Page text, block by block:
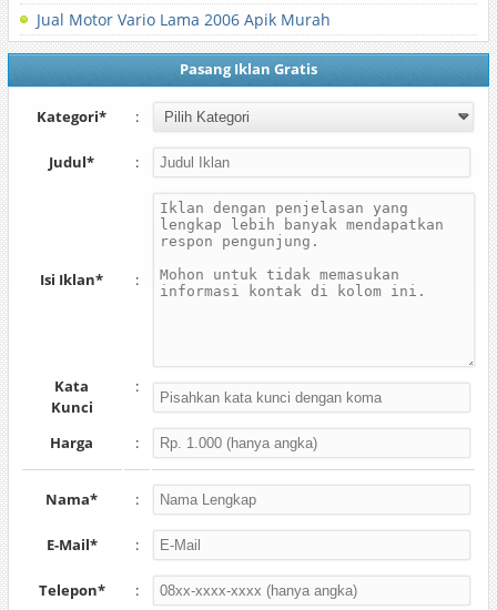
Jual Motor Vario Lama 2006 Apik Murah
Pasang Iklan Gratis
Kategori* :
Judul* :
Isi Iklan* :
Kata
Kunci
:
Harga :
Nama* :
E-Mail* :
Telepon* :